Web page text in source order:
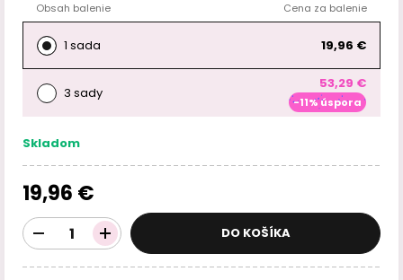
Obsah balenie Cena za balenie
1 sada 19,96 €
3 sady
53,29 €
-11% úspora
Skladom
19,96 €
DO KOŠÍKA